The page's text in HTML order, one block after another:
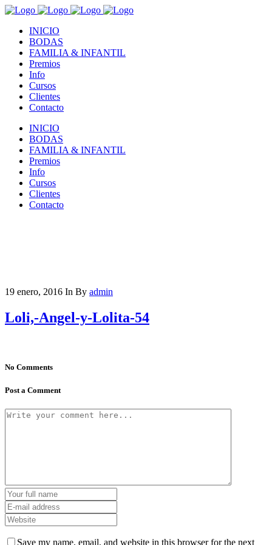
INICIO
BODAS
FAMILIA & INFANTIL
Premios
Info
Cursos
Clientes
Contacto
INICIO
BODAS
FAMILIA & INFANTIL
Premios
Info
Cursos
Clientes
Contacto
19 enero, 2016 In By admin
Loli,-Angel-y-Lolita-54
No Comments
Post a Comment
Save my name, email, and website in this browser for the next